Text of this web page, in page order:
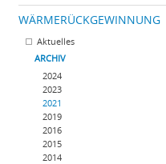
WÄRMERÜCKGEWINNUNG
Aktuelles
ARCHIV
2024
2023
2021
2019
2016
2015
2014